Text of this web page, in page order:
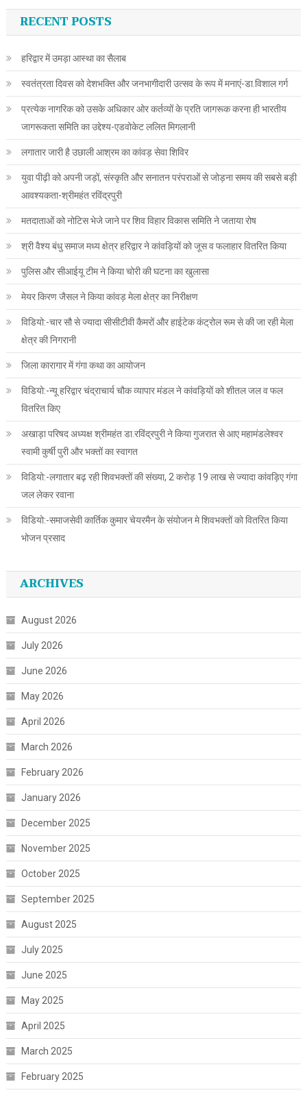
RECENT POSTS
हरिद्वार में उमड़ा आस्था का सैलाब
स्वतंत्रता दिवस को देशभक्ति और जनभागीदारी उत्सव के रूप में मनाएं-डा.विशाल गर्ग
प्रत्येक नागरिक को उसके अधिकार ओर कर्तव्यों के प्रति जागरूक करना ही भारतीय
जागरूकता समिति का उद्देश्य-एडवोकेट ललित मिगलानी
लगातार जारी है उछाली आश्रम का कांवड़ सेवा शिविर
युवा पीढ़ी को अपनी जड़ों, संस्कृति और सनातन परंपराओं से जोड़ना समय की सबसे बड़ी
आवश्यकता-श्रीमहंत रविंद्रपुरी
मतदाताओं को नोटिस भेजे जाने पर शिव विहार विकास समिति ने जताया रोष
श्री वैश्य बंधु समाज मध्य क्षेत्र हरिद्वार ने कांवड़ियों को जूस व फलाहार वितरित किया
पुलिस और सीआईयू टीम ने किया चोरी की घटना का खुलासा
मेयर किरण जैसल ने किया कांवड़ मेला क्षेत्र का निरीक्षण
विडियो:-चार सौ से ज्यादा सीसीटीवी कैमरों और हाईटेक कंट्रोल रूम से की जा रही मेला
क्षेत्र की निगरानी
जिला कारागार में गंगा कथा का आयोजन
विडियो:-न्यू हरिद्वार चंद्राचार्य चौक व्यापार मंडल ने कांवड़ियों को शीतल जल व फल
वितरित किए
अखाड़ा परिषद अध्यक्ष श्रीमहंत डा.रविंद्रपुरी ने किया गुजरात से आए महामंडलेश्वर
स्वामी कुर्षी पुरी और भक्तों का स्वागत
विडियो:-लगातार बढ़ रही शिवभक्तों की संख्या, 2 करोड़ 19 लाख से ज्यादा कांवड़िए गंगा
जल लेकर रवाना
विडियो:-समाजसेवी कार्तिक कुमार चेयरमैन के संयोजन मे शिवभक्तों को वितरित किया
भोजन प्रसाद
ARCHIVES
August 2026
July 2026
June 2026
May 2026
April 2026
March 2026
February 2026
January 2026
December 2025
November 2025
October 2025
September 2025
August 2025
July 2025
June 2025
May 2025
April 2025
March 2025
February 2025